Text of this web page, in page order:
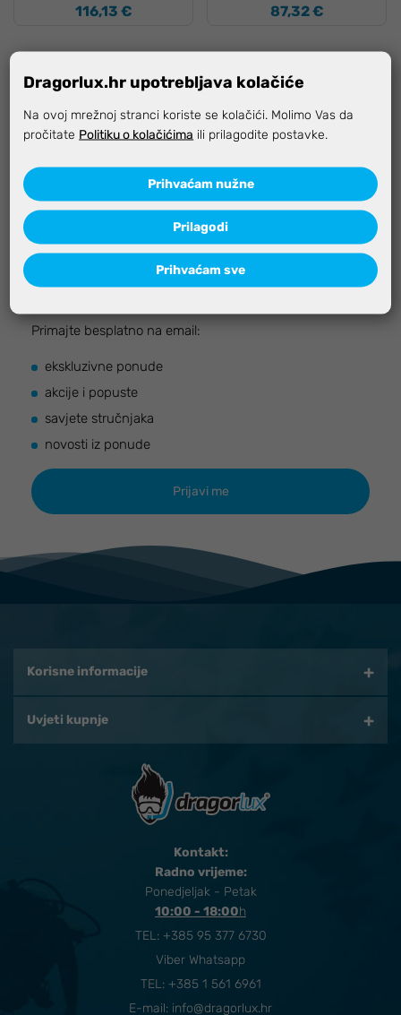
116,13 € 87,32 €
PRIJAVITE SE NA NEWSLETER
Primajte besplatno na email:
ekskluzivne ponude
akcije i popuste
savjete stručnjaka
novosti iz ponude
Korisne informacije
Uvjeti kupnje
Kontakt:
Radno vrijeme:
Ponedjeljak - Petak
10:00 - 18:00​h
TEL: +385 95 377 6730
Viber Whatsapp
TEL: +385 1 561 6961
E-mail: info@dragorlux.hr
Dragorlux.hr upotrebljava kolačiće
Na ovoj mrežnoj stranci koriste se kolačići. Molimo Vas da
pročitate Politiku o kolačićima ili prilagodite postavke.
Prihvaćam nužne
Prilagodi
Prihvaćam sve